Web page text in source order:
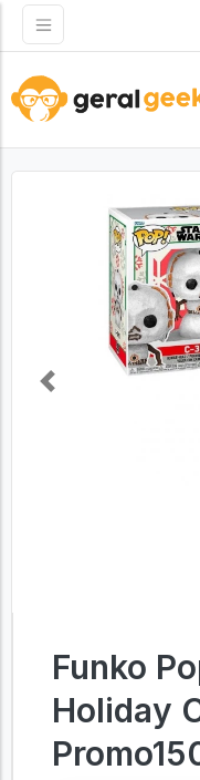
Previous
Funko
Holiday